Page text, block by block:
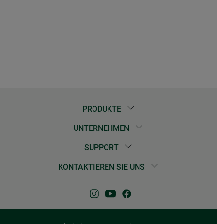
PRODUKTE
UNTERNEHMEN
SUPPORT
KONTAKTIEREN SIE UNS